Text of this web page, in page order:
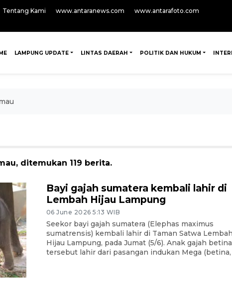
Tentang Kami www.antaranews.com
www.antarafoto.com
LAMPUNG UPDATE LINTAS DAERAH POLITIK DAN HUKUM
ditemukan 119 berita.
Bayi gajah sumatera kembali lahir di
Lembah Hijau Lampung
06 June 2026 5:13 WIB
Seekor bayi gajah sumatera (Elephas maximus
sumatrensis) kembali lahir di Taman Satwa Lembah
Hijau Lampung, pada Jumat (5/6). Anak gajah betina
tersebut lahir dari pasangan indukan Mega (betina,